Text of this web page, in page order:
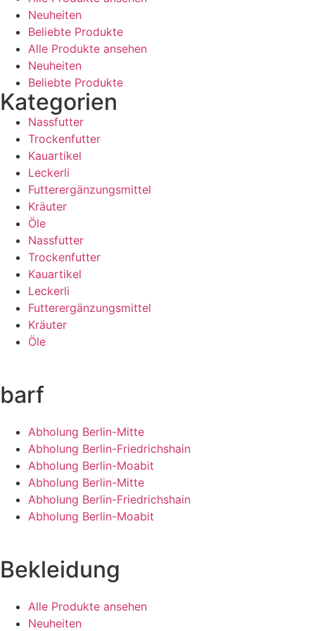
Neuheiten
Beliebte Produkte
Alle Produkte ansehen
Neuheiten
Beliebte Produkte
Kategorien
Nassfutter
Trockenfutter
Kauartikel
Leckerli
Futterergänzungsmittel
Kräuter
Öle
Nassfutter
Trockenfutter
Kauartikel
Leckerli
Futterergänzungsmittel
Kräuter
Öle
barf
Abholung Berlin-Mitte
Abholung Berlin-Friedrichshain
Abholung Berlin-Moabit
Abholung Berlin-Mitte
Abholung Berlin-Friedrichshain
Abholung Berlin-Moabit
Bekleidung
Alle Produkte ansehen
Neuheiten